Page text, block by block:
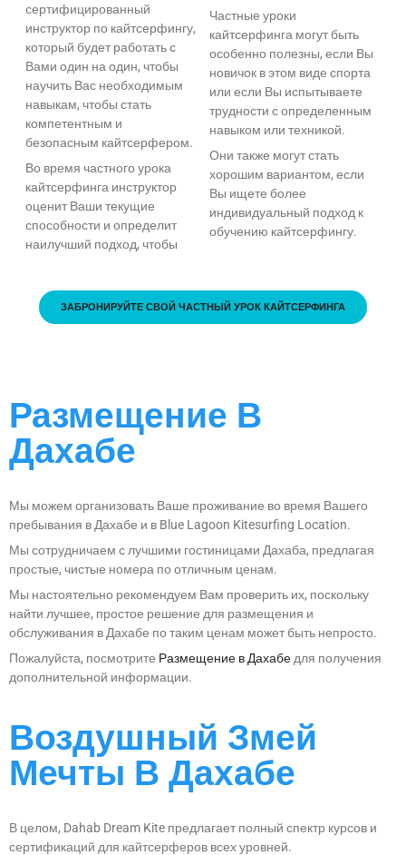
сертифицированный
инструктор по кайтсерфингу,
который будет работать с
Вами один на один, чтобы
научить Вас необходимым
навыкам, чтобы стать
компетентным и
безопасным кайтсерфером.
Во время частного урока
кайтсерфинга инструктор
оценит Ваши текущие
способности и определит
наилучший подход, чтобы
Частные уроки
кайтсерфинга могут быть
особенно полезны, если Вы
новичок в этом виде спорта
или если Вы испытываете
трудности с определенным
навыком или техникой.
Они также могут стать
хорошим вариантом, если
Вы ищете более
индивидуальный подход к
обучению кайтсерфингу.
ЗАБРОНИРУЙТЕ СВОЙ ЧАСТНЫЙ УРОК КАЙТСЕРФИНГА
Размещение В
Дахабе
Мы можем организовать Ваше проживание во время Вашего
пребывания в Дахабе и в Blue Lagoon Kitesurfing Location.
Мы сотрудничаем с лучшими гостиницами Дахаба, предлагая
простые, чистые номера по отличным ценам.
Мы настоятельно рекомендуем Вам проверить их, поскольку
найти лучшее, простое решение для размещения и
обслуживания в Дахабе по таким ценам может быть непросто.
Пожалуйста, посмотрите Размещение в Дахабе для получения
дополнительной информации.
Воздушный Змей
Мечты В Дахабе
В целом, Dahab Dream Kite предлагает полный спектр курсов и
сертификаций для кайтсерферов всех уровней.